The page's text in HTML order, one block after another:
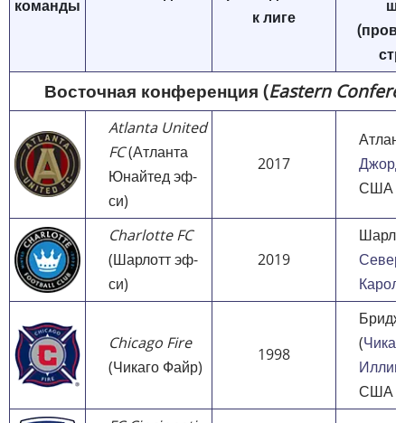
команды
к лиге
Восточная конференция (Eastern
Atlanta United
FC(Атланта
Юнайтед эф-
си)
2017
США
Charlotte FC
(Шарлотт эф-
си)
2019
Chicago Fire
(Чикаго Файр)
1998
(
США